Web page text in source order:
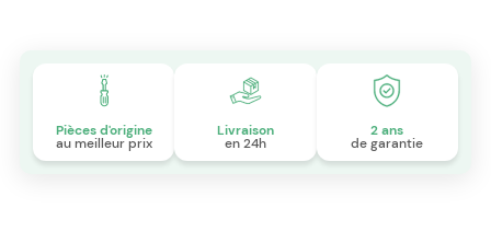
Pièces d'origine
au meilleur prix
Livraison
en 24h
2 ans
de garantie